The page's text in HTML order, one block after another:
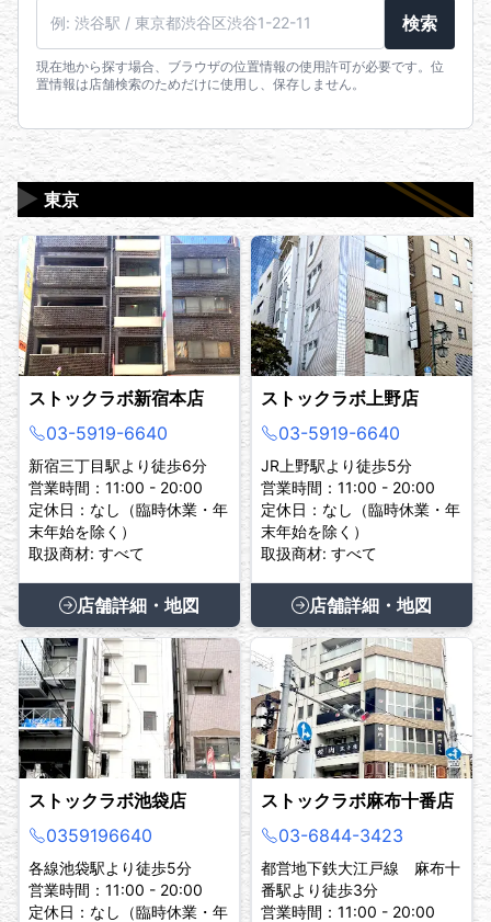
検索
現在地から探す場合、ブラウザの位置情報の使用許可が必要です。位
置情報は店舗検索のためだけに使用し、保存しません。
東京
▶
ストックラボ新宿本店
03-5919-6640
新宿三丁目駅より徒歩6分
営業時間：11:00 - 20:00
定休日：なし（臨時休業・年
末年始を除く）
取扱商材: すべて
店舗詳細・地図
ストックラボ上野店
03-5919-6640
JR上野駅より徒歩5分
営業時間：11:00 - 20:00
定休日：なし（臨時休業・年
末年始を除く）
取扱商材: すべて
店舗詳細・地図
ストックラボ池袋店
0359196640
各線池袋駅より徒歩5分
営業時間：11:00 - 20:00
定休日：なし（臨時休業・年
ストックラボ麻布十番店
03-6844-3423
都営地下鉄大江戸線 麻布十
番駅より徒歩3分
営業時間：11:00 - 20:00